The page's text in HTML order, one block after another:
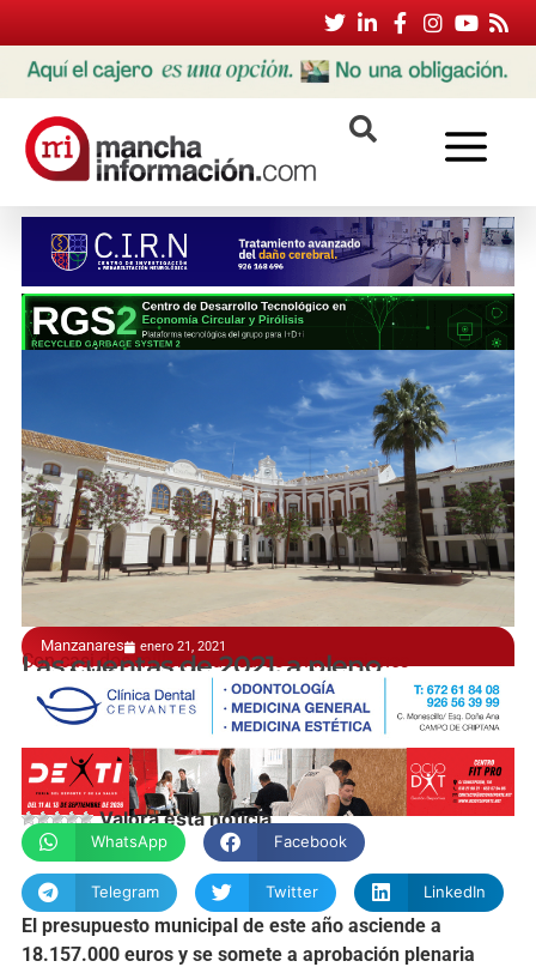
Manzanares enero 21, 2021
Con casi dos millones de euros en inversiones
Las cuentas de 2021, a pleno
manchainformacion.com
Valora esta noticia
WhatsApp Facebook
Telegram Twitter LinkedIn
El presupuesto municipal de este año asciende a
18.157.000 euros y se somete a aprobación plenaria